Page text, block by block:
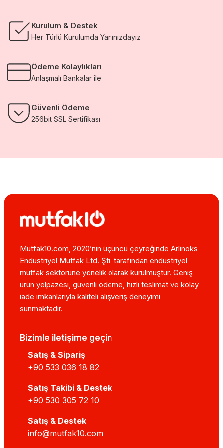
Kurulum & Destek
Her Türlü Kurulumda Yanınızdayız
Ödeme Kolaylıkları
Anlaşmalı Bankalar ile
Güvenli Ödeme
256bit SSL Sertifikası
Mutfak10.com, 2020’nin üçüncü çeyreğinde Arlinoks
Endüstriyel Mutfak Ltd. Şti. tarafından endüstriyel
mutfak sektörüne yönelik olarak kurulmuştur. Geniş
ürün yelpazesi, güvenli ödeme, hızlı teslimat ve kolay
iade imkanlarıyla kaliteli alışveriş deneyimi
sunmaktadır.
Bizimle iletişime geçin
Satış & Sipariş
+90 533 036 18 82
Satış Takibi & Destek
+90 530 305 72 10
Satış & Destek
info@mutfak10.com